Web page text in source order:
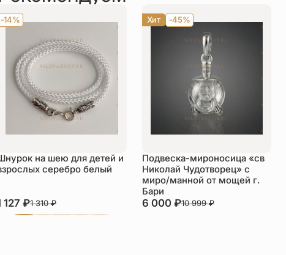
-14%
на шею для детей и
серебро белый
127₽1 310₽
Хит -45%
Подвеска-мироносица «св
Николай Чудотворец» с
миро/манной от мощей г.
Бари
6 000 ₽10 999₽